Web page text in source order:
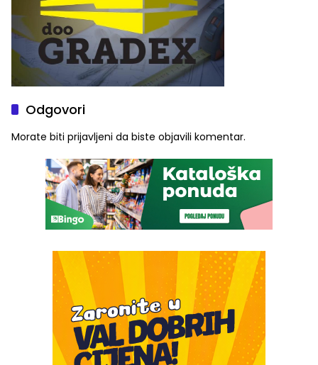
Odgovori
Morate biti prijavljeni da biste objavili komentar.